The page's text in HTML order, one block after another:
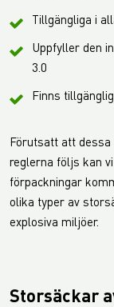
Tillgängliga i
Uppfyller den
3.0
Finns
Förutsatt att
reglerna följs kan
förpackningar
olika typer av
explosiva miljöer.
Storsäckar